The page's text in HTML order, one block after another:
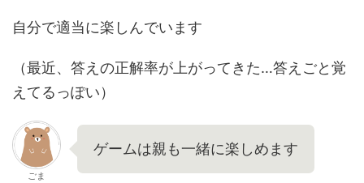
自分で適当に楽しんでいます
（最近、答えの正解率が上がってきた…答えごと覚
えてるっぽい）
ごま
ゲームは親も一緒に楽しめます